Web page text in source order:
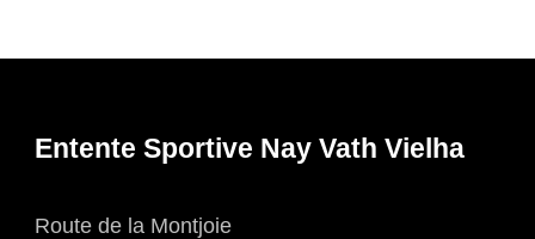
Entente Sportive Nay Vath Vielha
Route de la Montjoie